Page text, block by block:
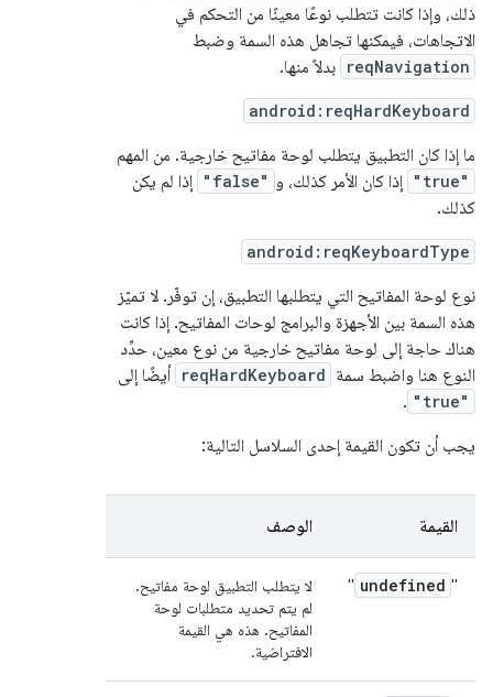
ذلك، وإذا كانت تتطلب نوعًا معينًا من التحكم في
الاتجاهات، فيمكنها تجاهل هذه السمة وضبط
reqNavigation بدلاً منها.
android:reqHardKeyboard
ما إذا كان التطبيق يتطلب لوحة مفاتيح خارجية. من المهم
"true" إذا كان الأمر كذلك، و "false"
إذا لم يكن
كذلك.
android:reqKeyboardType
نوع لوحة المفاتيح التي يتطلبها التطبيق، إن توفّر. لا تميّز
هذه السمة بين الأجهزة والبرامج لوحات المفاتيح. إذا كانت
هناك حاجة إلى لوحة مفاتيح خارجية من نوع معين، حدِّد
النوع هنا واضبط سمة reqHardKeyboard أيضًا إلى
"true"
.
يجب أن تكون القيمة إحدى السلاسل التالية:
القيمة الوصف
"
undefined
"
لا يتطلب التطبيق لوحة مفاتيح.
لم يتم تحديد متطلبات لوحة
المفاتيح. هذه هي القيمة
الافتراضية.